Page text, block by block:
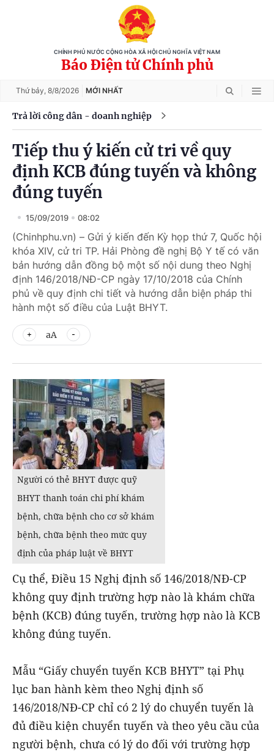
CHÍNH PHỦ NƯỚC CỘNG HÒA XÃ HỘI CHỦ NGHĨA VIỆT NAM
Báo Điện tử Chính phủ
Thứ bảy, 8/8/2026 MỚI NHẤT
Trả lời công dân - doanh nghiệp
Tiếp thu ý kiến cử tri về quy
định KCB đúng tuyến và không
đúng tuyến
15/09/2019 08:02
(Chinhphu.vn) – Gửi ý kiến đến Kỳ họp thứ 7, Quốc hội
khóa XIV, cử tri TP. Hải Phòng đề nghị Bộ Y tế có văn
bản hướng dẫn đồng bộ một số nội dung theo Nghị
định 146/2018/NĐ-CP ngày 17/10/2018 của Chính
phủ về quy định chi tiết và hướng dẫn biện pháp thi
hành một số điều của Luật BHYT.
aA
Người có thẻ BHYT được quỹ
BHYT thanh toán chi phí khám
bệnh, chữa bệnh cho cơ sở khám
bệnh, chữa bệnh theo mức quy
định của pháp luật về BHYT
Cụ thể, Điều 15 Nghị định số 146/2018/NĐ-CP
không quy định trường hợp nào là khám chữa
bệnh (KCB) đúng tuyến, trường hợp nào là KCB
không đúng tuyến.
Mẫu “Giấy chuyển tuyến KCB BHYT” tại Phụ
lục ban hành kèm theo Nghị định số
146/2018/NĐ-CP chỉ có 2 lý do chuyển tuyến là
đủ điều kiện chuyển tuyến và theo yêu cầu của
người bệnh, chưa có lý do đối với trường hợp